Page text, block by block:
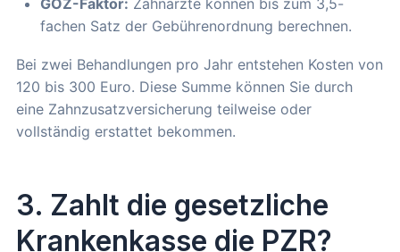
GOZ-Faktor: Zahnärzte können bis zum 3,5-
fachen Satz der Gebührenordnung berechnen.
Bei zwei Behandlungen pro Jahr entstehen Kosten von
120 bis 300 Euro. Diese Summe können Sie durch
eine Zahnzusatzversicherung teilweise oder
vollständig erstattet bekommen.
3. Zahlt die gesetzliche
Krankenkasse die PZR?